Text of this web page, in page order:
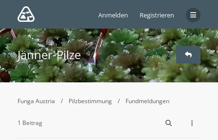
Anmelden Registrieren
Jänner-Pilze
Funga Austria Pilzbestimmung Fundmeldungen
1 Beitrag